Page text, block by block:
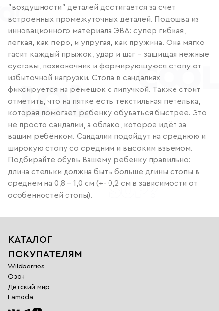
"воздушности" деталей достигается за счет
встроенных промежуточных деталей. Подошва из
инновационного материала ЭВА: супер гибкая,
легкая, как перо, и упругая, как пружина. Она мягко
гасит каждый прыжок, удар и шаг – защищая нежные
суставы, позвоночник и формирующуюся стопу от
избыточной нагрузки. Стопа в сандалиях
фиксируется на ремешок с липучкой. Также стоит
отметить, что на пятке есть текстильная петелька,
которая помогает ребенку обуваться быстрее. Это
не просто сандалии, а облако, которое идёт за
вашим ребёнком. Сандалии подойдут на среднюю и
широкую стопу со средним и высоким взъемом.
Подбирайте обувь Вашему ребенку правильно:
длина стельки должна быть больше длины стопы в
среднем на 0,8 – 1,0 см (+- 0,2 см в зависимости от
особенностей стопы).
КАТАЛОГ
ПОКУПАТЕЛЯМ
Wildberries
Озон
Детский мир
Lamoda